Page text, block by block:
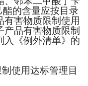
酯的含量应按目录
有害物质限制使用
品有害物质限制
入《例外清单》的
使用达标管理目